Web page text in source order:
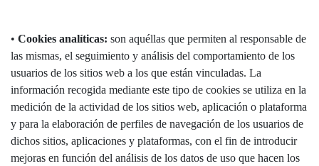
• Cookies analíticas: son aquéllas que permiten al responsable de
las mismas, el seguimiento y análisis del comportamiento de los
usuarios de los sitios web a los que están vinculadas. La
información recogida mediante este tipo de cookies se utiliza en la
medición de la actividad de los sitios web, aplicación o plataforma
y para la elaboración de perfiles de navegación de los usuarios de
dichos sitios, aplicaciones y plataformas, con el fin de introducir
mejoras en función del análisis de los datos de uso que hacen los